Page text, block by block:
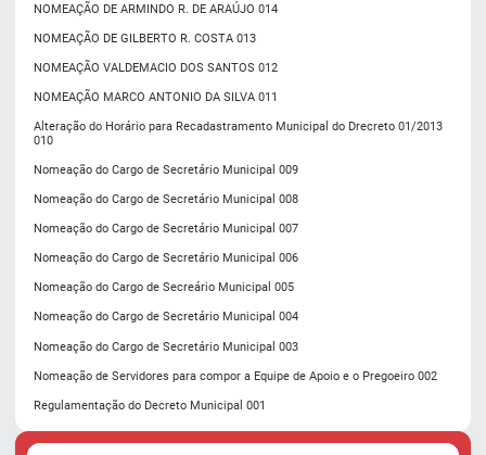
NOMEAÇÃO DE ARMINDO R. DE ARAÚJO 014
NOMEAÇÃO DE GILBERTO R. COSTA 013
NOMEAÇÃO VALDEMACIO DOS SANTOS 012
NOMEAÇÃO MARCO ANTONIO DA SILVA 011
Alteração do Horário para Recadastramento Municipal do Drecreto 01/2013
010
Nomeação do Cargo de Secretário Municipal 009
Nomeação do Cargo de Secretário Municipal 008
Nomeação do Cargo de Secretário Municipal 007
Nomeação do Cargo de Secretário Municipal 006
Nomeação do Cargo de Secreário Municipal 005
Nomeação do Cargo de Secretário Municipal 004
Nomeação do Cargo de Secretário Municipal 003
Nomeação de Servidores para compor a Equipe de Apoio e o Pregoeiro 002
Regulamentação do Decreto Municipal 001